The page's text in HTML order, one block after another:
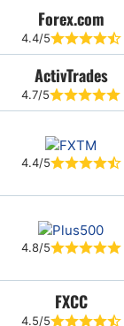
Forex.com
4.4/5
ActivTrades
4.7/5
4.4/5
4.8/5
FXCC
4.5/5